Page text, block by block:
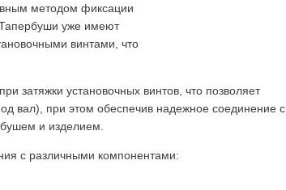
методом фиксации
Тапербуши уже имеют
винтами, что
затяжки установочных винтов, что позволяет
вал), при этом обеспечив надежное соединение с
и изделием.
с различными компонентами: